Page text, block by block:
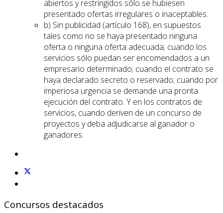
abiertos y restringidos sólo se hubiesen
presentado ofertas irregulares o inaceptables.
b) Sin publicidad (artículo 168), en supuestos
tales como no se haya presentado ninguna
oferta o ninguna oferta adecuada; cuando los
servicios sólo puedan ser encomendados a un
empresario determinado; cuando el contrato se
haya declarado secreto o reservado; cuando por
imperiosa urgencia se demande una pronta
ejecución del contrato. Y en los contratos de
servicios, cuando deriven de un concurso de
proyectos y deba adjudicarse al ganador o
ganadores.
Concursos destacados